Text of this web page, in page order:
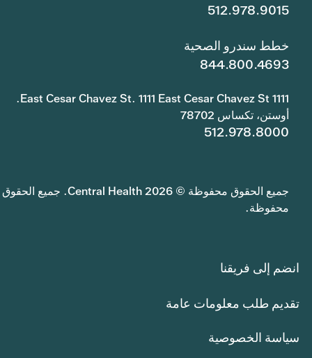
512.978.9015
خطط سندرو الصحية
844.800.4693
1111 East Cesar Chavez St. 1111 East Cesar Chavez St.
أوستن، تكساس 78702
512.978.8000
جميع الحقوق محفوظة © 2026 Central Health. جميع الحقوق
محفوظة.
انضم إلى فريقنا
تقديم طلب معلومات عامة
سياسة الخصوصية